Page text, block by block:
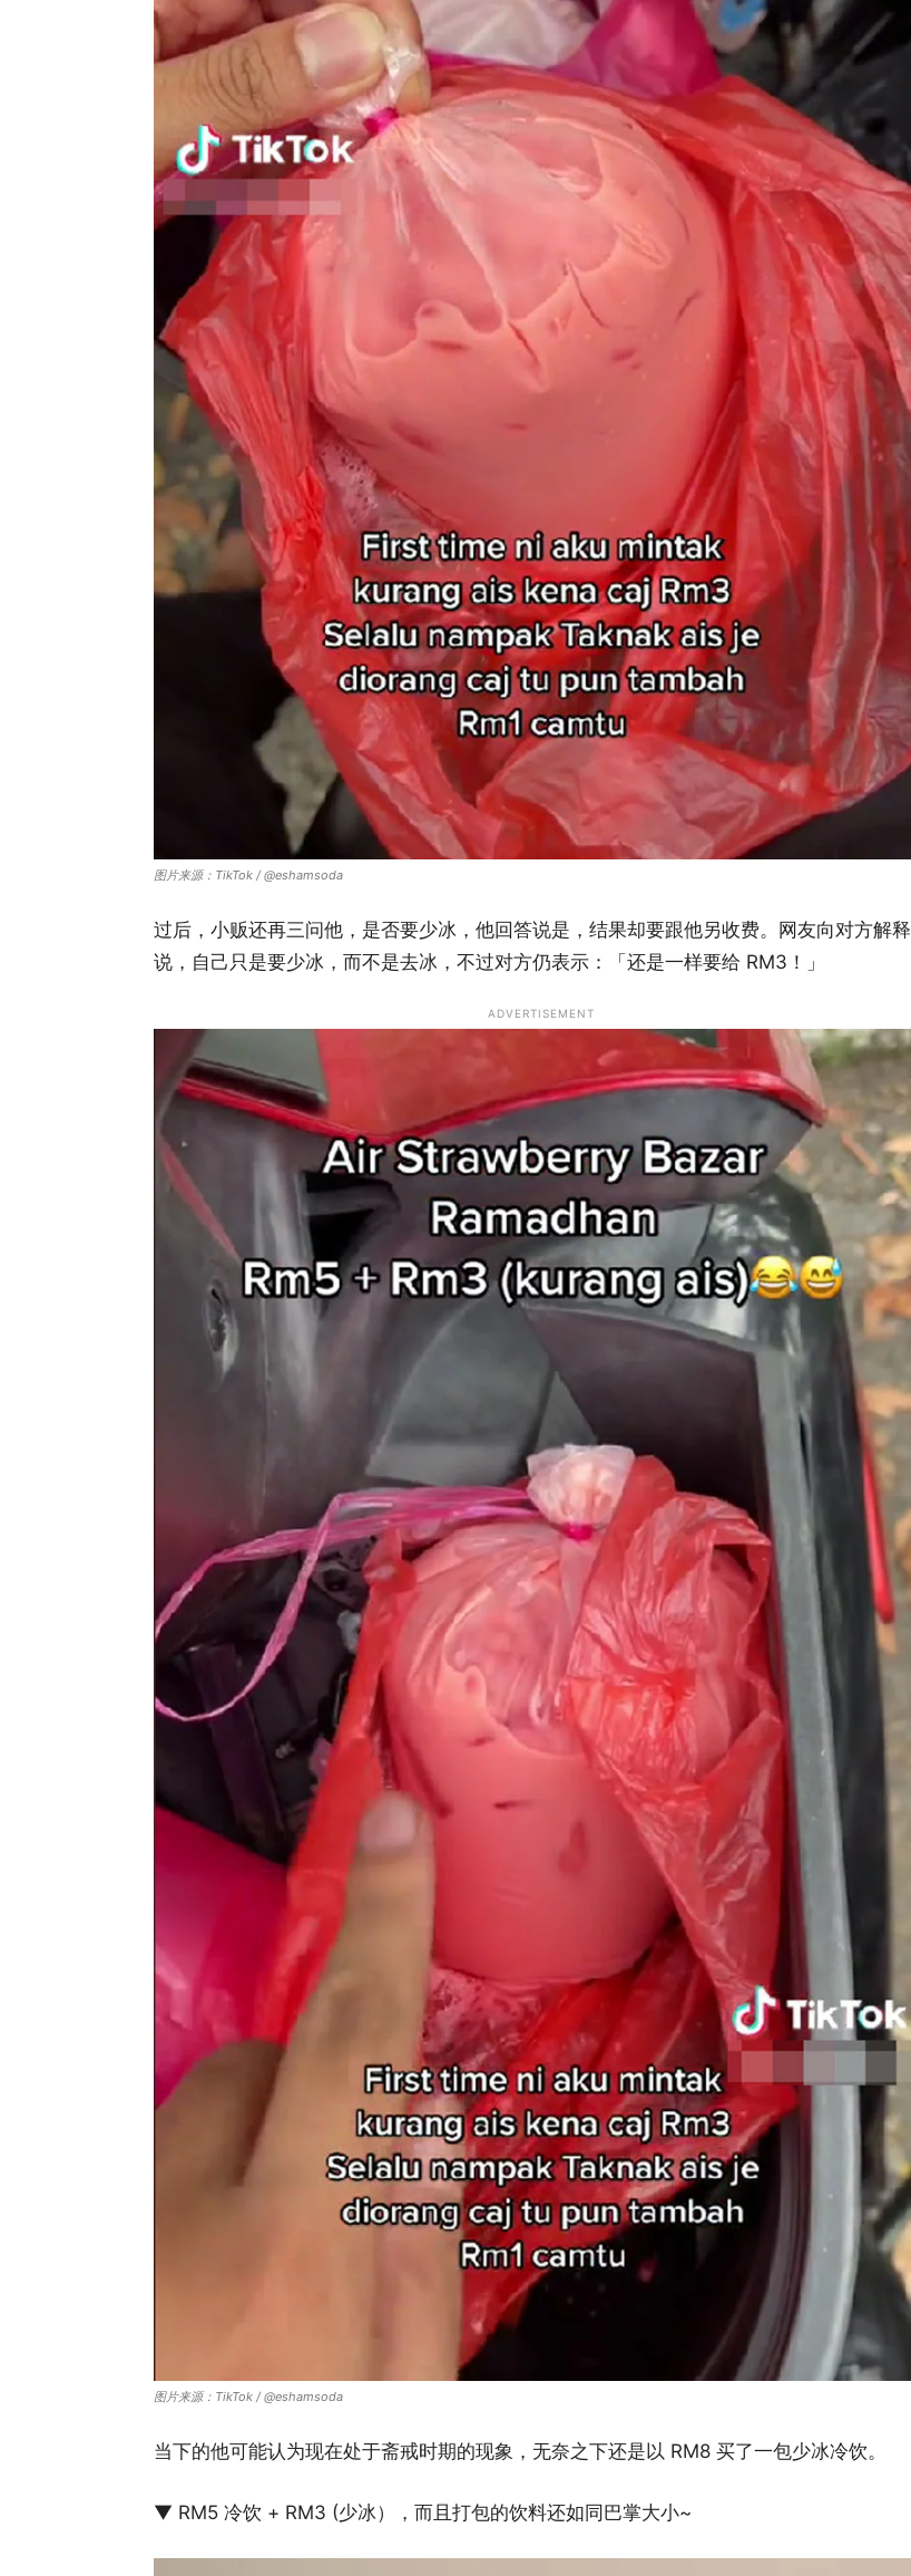
图片来源：TikTok / @eshamsoda
过后，小贩还再三问他，是否要少冰，他回答说是，结果却要跟他另收费。网友向对方解释
说，自己只是要少冰，而不是去冰，不过对方仍表示：「还是一样要给 RM3！」
ADVERTISEMENT
图片来源：TikTok / @eshamsoda
当下的他可能认为现在处于斋戒时期的现象，无奈之下还是以 RM8 买了一包少冰冷饮。
▼ RM5 冷饮 + RM3 (少冰），而且打包的饮料还如同巴掌大小~